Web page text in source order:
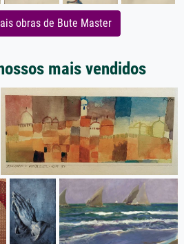
obras de Bute Master
mais vendidos